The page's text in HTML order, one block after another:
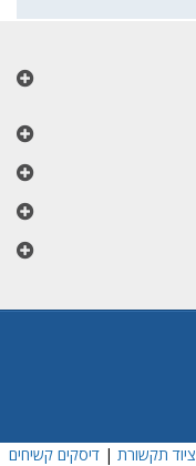
ציוד תקשורת |דיסקים קשיחים